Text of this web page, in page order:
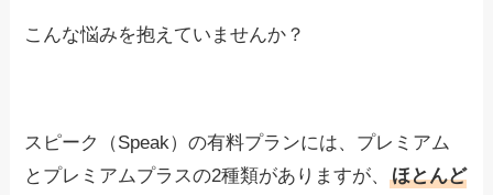
こんな悩みを抱えていませんか？
スピーク（Speak）の有料プランには、プレミアム
とプレミアムプラスの2種類がありますが、ほとんど